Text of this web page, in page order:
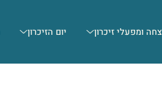
ומפעלי זיכרון יום הזיכרון